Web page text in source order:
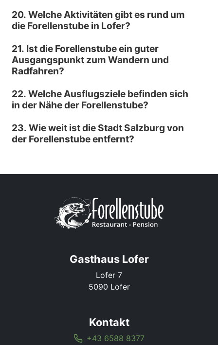
20. Welche Aktivitäten gibt es rund um
die Forellenstube in Lofer?
21. Ist die Forellenstube ein guter
Ausgangspunkt zum Wandern und
Radfahren?
22. Welche Ausflugsziele befinden sich
in der Nähe der Forellenstube?
23. Wie weit ist die Stadt Salzburg von
der Forellenstube entfernt?
Gasthaus Lofer
Lofer 7
5090 Lofer
Kontakt
+43 6588 8377